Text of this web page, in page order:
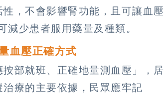
，不會影響腎功能，且可讓血壓
減少患者服用藥量及種類。
血壓正確方式
部就班、正確地量測血壓」，居
療的主要依據，民眾應牢記